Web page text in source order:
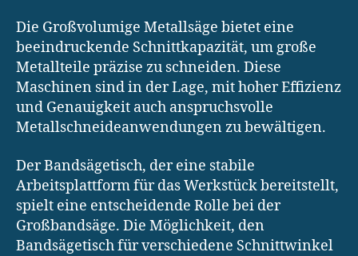
Die Großvolumige Metallsäge bietet eine
beeindruckende Schnittkapazität, um große
Metallteile präzise zu schneiden. Diese
Maschinen sind in der Lage, mit hoher Effizienz
und Genauigkeit auch anspruchsvolle
Metallschneideanwendungen zu bewältigen.
Der Bandsägetisch, der eine stabile
Arbeitsplattform für das Werkstück bereitstellt,
spielt eine entscheidende Rolle bei der
Großbandsäge. Die Möglichkeit, den
Bandsägetisch für verschiedene Schnittwinkel